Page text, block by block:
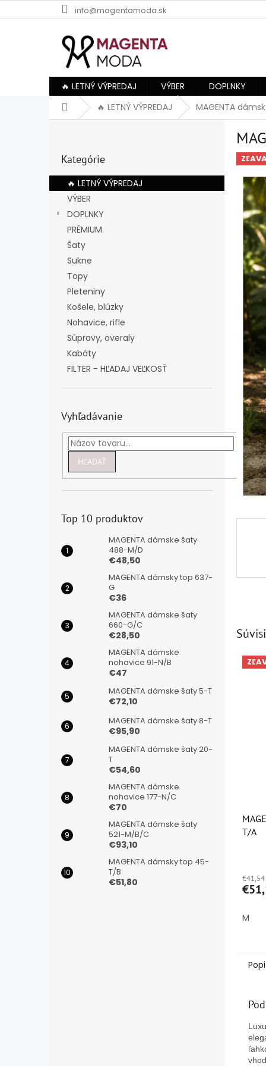
na
info@magentamoda.sk
🔥 LETNÝ VÝPREDAJ VÝBER DOPLNKY
Domov🔥 LETNÝ VÝPREDAJ MAGENTA
ý
p
kategórie
Kategórie
🔥 LETNÝ VÝPREDAJ
VÝBER
DOPLNKY
PRÉMIUM
Šaty
Sukne
Topy
Pleteniny
Košele, blúzky
Nohavice, rifle
Súpravy, overaly
Kabáty
FILTER - HĽADAJ VEĽKOSŤ
Vyhľadávanie
HĽADAŤ
Top 10 produktov
MAGENTA dámske šaty
488-M/D
€48,50
MAGENTA dámsky top 637-
G
€36
MAGENTA dámske šaty
660-G/C
€28,50
MAGENTA dámske
nohavice 91-N/B
€47
MAGENTA dámske šaty 5-T
€72,10
MAGENTA dámske šaty 8-T
€95,90
MAGENTA dámske šaty 20-
T
€54,60
MAGENTA dámske
nohavice 177-N/C
€70
MAGENTA dámske šaty
521-M/B/C
€93,10
MAGENTA dámsky top 45-
T/B
€51,80
T/A
je
z
€41,54
M